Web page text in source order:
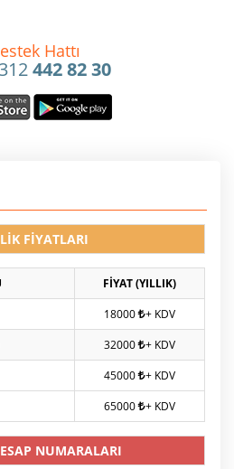
Hattı
442 82 30
FİYATLARI
FİYAT (YILLIK)
18000 + KDV
32000 + KDV
45000 + KDV
65000 + KDV
NUMARALARI